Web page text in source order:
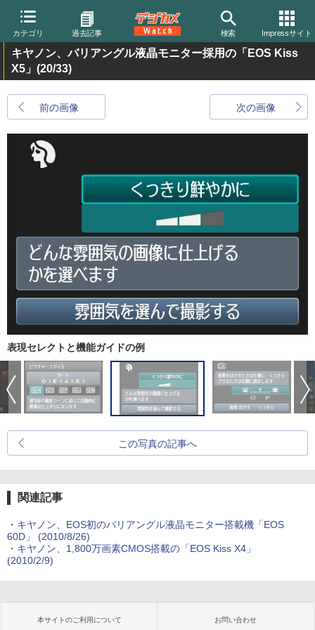
カテゴリ 過去記事 検索 Impressサイト
キヤノン、バリアングル液晶モニター採用の「EOS Kiss
X5」 (20/33)
前の画像 次の画像
表現セレクトと機能ガイドの例
この写真の記事へ
関連記事
・ キヤノン、EOS初のバリアングル液晶モニター搭載機「EOS
60D」 (2010/8/26)
・ キヤノン、1,800万画素CMOS搭載の「EOS Kiss X4」
(2010/2/9)
本サイトのご利用について お問い合わせ